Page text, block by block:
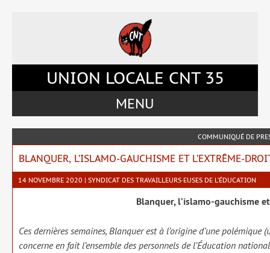
site
page
latérale
page
UNION LOCALE CNT 35
MENU
COMMUNIQUÉ DE
BLANQUER, L’ISLAMO-GAUCHISME ET L’EXTRÊME-
14 NOVEMBRE 2020 | SYNDICAT DES TRAVAILLEURS·EUSES DE L’ÉDUCATION
Blanquer, l’islamo-gauchisme
Ces der­nières semaines, Blanquer est à l’origine d’une
concerne en fait l’ensemble des per­son­nels de l’Éducation